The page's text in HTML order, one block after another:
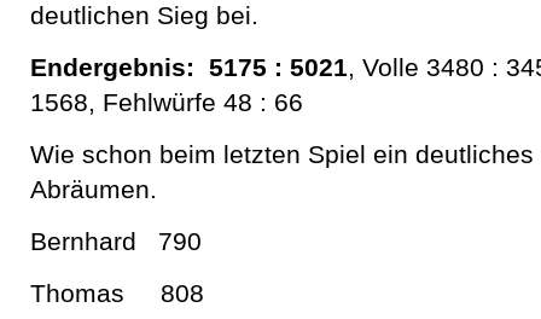
deutlichen Sieg bei.
Endergebnis: 5175 : 5021, Volle 3480 :
1568, Fehlwürfe 48 : 66
Wie schon beim letzten Spiel ein
Abräumen.
Bernhard 790
Thomas 808